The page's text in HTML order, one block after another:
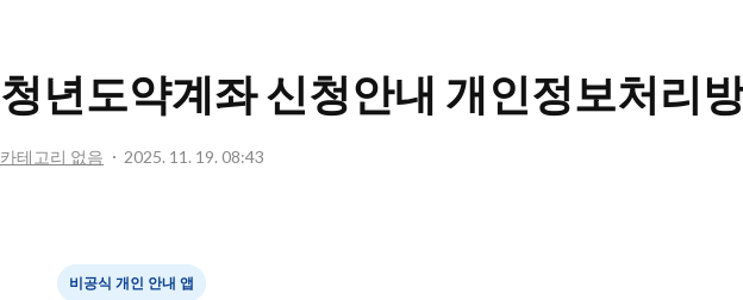
청년도약계좌 신청안내 개인정보처리
카테고리 없음 2025. 11. 19. 08:43
비공식 개인 안내 앱